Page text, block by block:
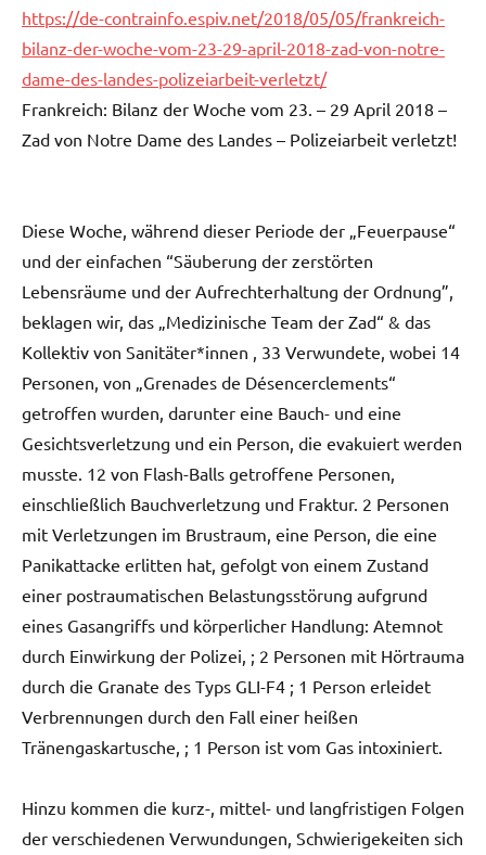
https://de-contrainfo.espiv.net/2018/05/05/frankreich-
bilanz-der-woche-vom-23-29-april-2018-zad-von-notre-
dame-des-landes-polizeiarbeit-verletzt/
Frankreich: Bilanz der Woche vom 23. – 29 April 2018 –
Zad von Notre Dame des Landes – Polizeiarbeit verletzt!
Diese Woche, während dieser Periode der „Feuerpause“
und der einfachen “Säuberung der zerstörten
Lebensräume und der Aufrechterhaltung der Ordnung”,
beklagen wir, das „Medizinische Team der Zad“ & das
Kollektiv von Sanitäter*innen , 33 Verwundete, wobei 14
Personen, von „Grenades de Désencerclements“
getroffen wurden, darunter eine Bauch- und eine
Gesichtsverletzung und ein Person, die evakuiert werden
musste. 12 von Flash-Balls getroffene Personen,
einschließlich Bauchverletzung und Fraktur. 2 Personen
mit Verletzungen im Brustraum, eine Person, die eine
Panikattacke erlitten hat, gefolgt von einem Zustand
einer postraumatischen Belastungsstörung aufgrund
eines Gasangriffs und körperlicher Handlung: Atemnot
durch Einwirkung der Polizei, ; 2 Personen mit Hörtrauma
durch die Granate des Typs GLI-F4 ; 1 Person erleidet
Verbrennungen durch den Fall einer heißen
Tränengaskartusche, ; 1 Person ist vom Gas intoxiniert.
Hinzu kommen die kurz-, mittel- und langfristigen Folgen
der verschiedenen Verwundungen, Schwierigekeiten sich